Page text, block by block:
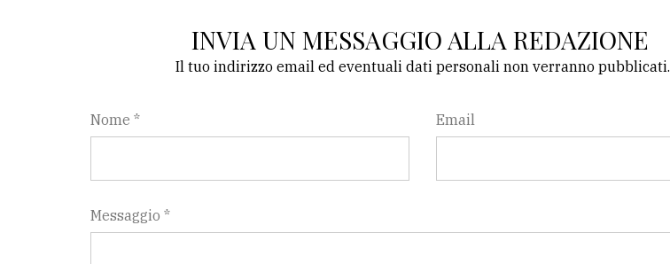
INVIA UN MESSAGGIO ALLA REDAZIONE
Il tuo indirizzo email ed eventuali dati personali non verranno pubblicati.
Nome * Email
Messaggio *